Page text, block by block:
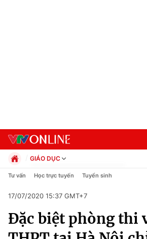
Chuyên mục
Chính trị
GIÁO DỤC
Chính trị
Pháp luật
Kinh tế
Thể thao
Tư vấn Học trực tuyến Tuyển sinh
17/07/2020 15:37 GMT+7
Đặc biệt phòng thi